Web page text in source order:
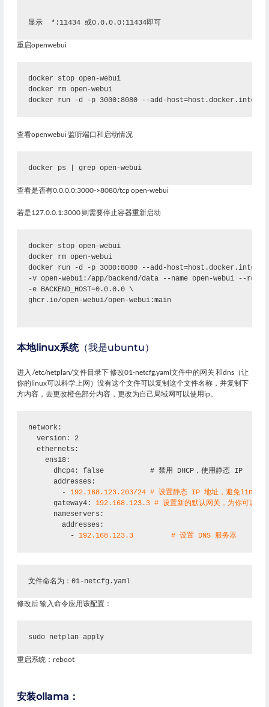
显示  *:11434 或0.0.0.0:11434即可
重启openwebui
docker stop open-webui
docker rm open-webui
docker run -d -p 3000:8080 --add-
查看openwebui 监听端口和启动情况
docker ps | grep open-webui
查看是否有0.0.0.0:3000->8080/tcp open-webui
若是127.0.0.1:3000 则需要停止容器重新启动
docker stop open-webui
docker rm open-webui
docker run -d -p 3000:8080 --add-
-v open-webui:/app/backend/data --name open-webui --
-e BACKEND_HOST=0.0.0.0 \
ghcr.io/open-webui/open-webui:main
本地linux系统（我是ubuntu）
进入 /etc/netplan/文件目录下 修改01-netcfg.yaml文件中的网关 和dns（让
你的linux可以科学上网）没有这个文件可以复制这个文件名称，并复制下
方内容，去更改橙色部分内容，更改为自己局域网可以使用ip。
network:
  version: 2
  ethernets:
    ens18:
      dhcp4: false           # 禁用 DHCP，使用静态 IP
      addresses:
        -
192.168.123.203/24 # 设置静态 IP 地址，避免linux
      gateway4:
192.168.123.3 # 设置新的默认网关，为你可以科
      nameservers:
        addresses:
          -
192.168.123.3         # 设置 DNS 服务器
文件命名为：01-netcfg.yaml
修改后 输入命令应用该配置：
sudo netplan apply
重启系统：reboot
安装ollama：